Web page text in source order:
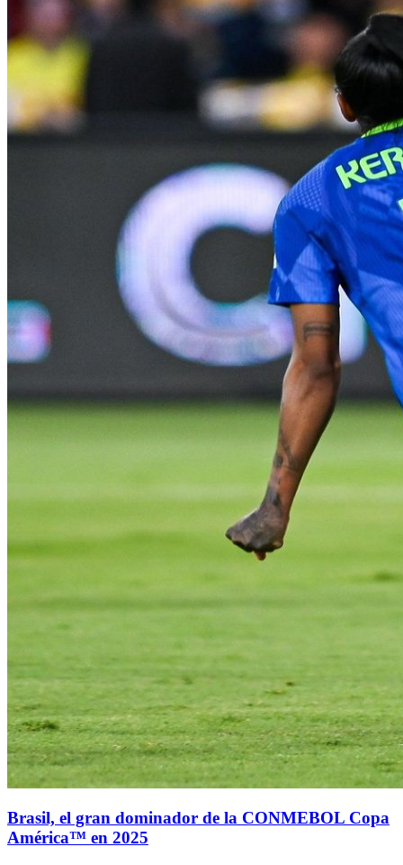
Brasil, el gran dominador de la CONMEBOL Copa
América™ en 2025